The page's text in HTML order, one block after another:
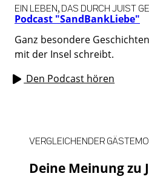
Podcast "SandBankLiebe"
EIN LEBEN, DAS DURCH JUIST
Ganz besondere
mit der Insel schreibt.
Den Podcast hören
Deine Meinung zu
VERGLEICHENDER